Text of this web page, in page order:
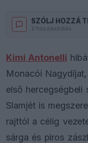
SZÓLJ HOZZÁ
2 hozzászólás.
Kimi Antonelli
Monacói
első hercegségbeli
Slamjét is
rajttól a célig
sárga és piros